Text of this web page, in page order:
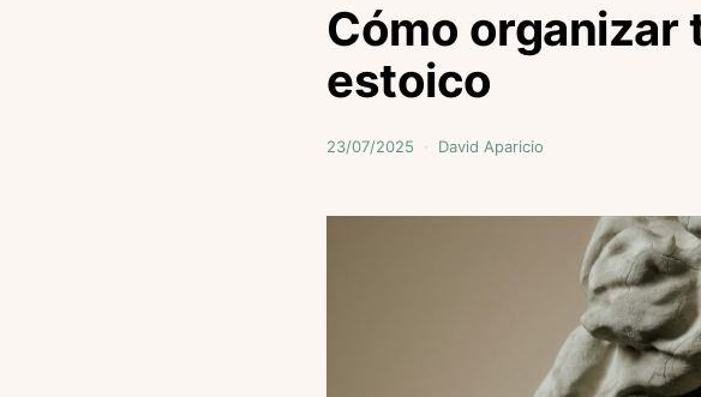
Cómo organizar
estoico
23/07/2025 David Aparicio